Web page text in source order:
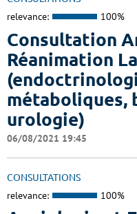
relevance: 100%
Consultation
Réanimation
métaboliques,
urologie)
06/08/2021 19:45
CONSULTATIONS
relevance: 100%